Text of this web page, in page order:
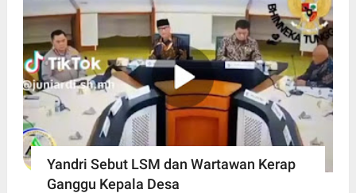
Yandri Sebut LSM dan Wartawan Kerap
Ganggu Kepala Desa